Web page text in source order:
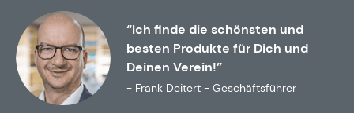
“Ich finde die schönsten und
besten Produkte für Dich und
Deinen Verein!”
- Frank Deitert - Geschäftsführer